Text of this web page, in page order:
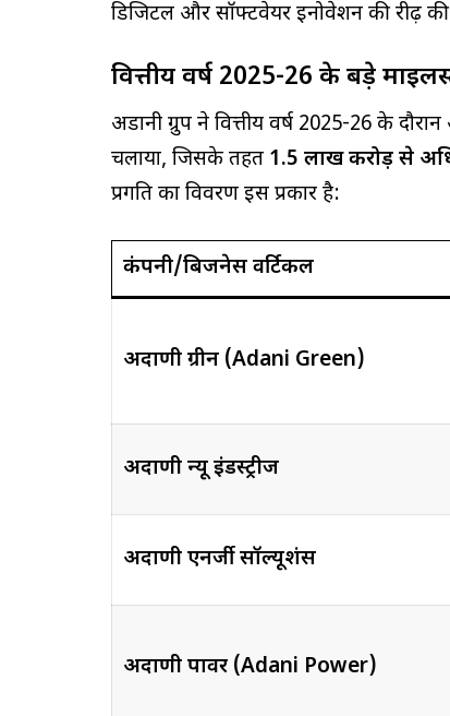
डिजिटल और सॉफ्टवेयर इनोवेशन की रीढ़
वित्तीय वर्ष 2025-26 के बड़े
अडानी ग्रुप ने वित्तीय वर्ष 2025-26 के
चलाया, जिसके तहत ₹1.5 लाख करोड़ से
प्रगति का विवरण इस प्रकार है:
कंपनी/बिजनेस वर्टिकल
अदाणी ग्रीन (Adani Green)
अदाणी न्यू इंडस्ट्रीज
अदाणी एनर्जी सॉल्यूशंस
अदाणी पावर (Adani Power)